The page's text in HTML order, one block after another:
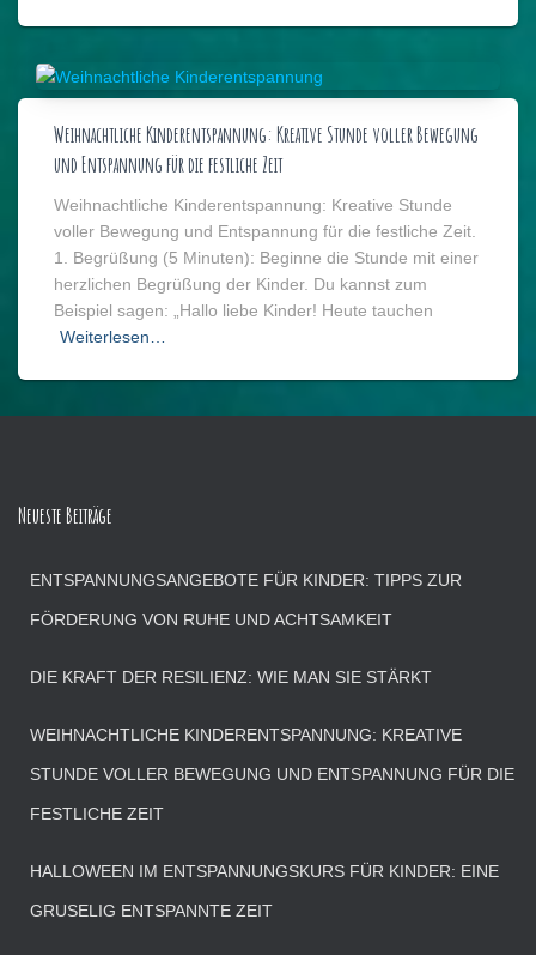
Weihnachtliche Kinderentspannung: Kreative Stunde voller Bewegung
und Entspannung für die festliche Zeit
Weihnachtliche Kinderentspannung: Kreative Stunde
voller Bewegung und Entspannung für die festliche Zeit.
1. Begrüßung (5 Minuten): Beginne die Stunde mit einer
herzlichen Begrüßung der Kinder. Du kannst zum
Beispiel sagen: „Hallo liebe Kinder! Heute tauchen
Weiterlesen…
Neueste Beiträge
ENTSPANNUNGSANGEBOTE FÜR KINDER: TIPPS ZUR
FÖRDERUNG VON RUHE UND ACHTSAMKEIT
DIE KRAFT DER RESILIENZ: WIE MAN SIE STÄRKT
WEIHNACHTLICHE KINDERENTSPANNUNG: KREATIVE
STUNDE VOLLER BEWEGUNG UND ENTSPANNUNG FÜR DIE
FESTLICHE ZEIT
HALLOWEEN IM ENTSPANNUNGSKURS FÜR KINDER: EINE
GRUSELIG ENTSPANNTE ZEIT